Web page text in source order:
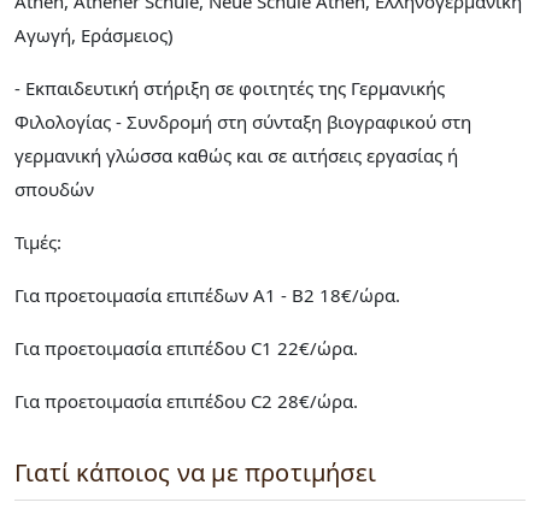
Αγωγή, Εράσμειος)
- Εκπαιδευτική στήριξη σε φοιτητές της Γερμανικής
Φιλολογίας - Συνδρομή στη σύνταξη βιογραφικού στη
γερμανική γλώσσα καθώς και σε αιτήσεις εργασίας ή
σπουδών
Τιμές:
Για προετοιμασία επιπέδων Α1 - Β2 18€/ώρα.
Για προετοιμασία επιπέδου C1 22€/ώρα.
Για προετοιμασία επιπέδου C2 28€/ώρα.
Γιατί κάποιος να με προτιμήσει